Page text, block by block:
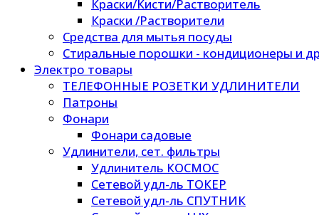
Краски/Кисти/Растворитель
Краски /Растворители
Средства для мытья посуды
Стиральные порошки - кондиционеры и
Электро товары
ТЕЛЕФОННЫЕ РОЗЕТКИ УДЛИНИТЕЛИ
Патроны
Фонари
Фонари садовые
Удлинители, сет. фильтры
Удлинитель КОСМОС
Сетевой удл-ль ТОКЕР
Сетевой удл-ль СПУТНИК